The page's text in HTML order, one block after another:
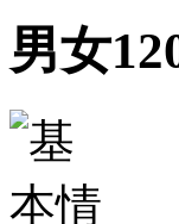
男女